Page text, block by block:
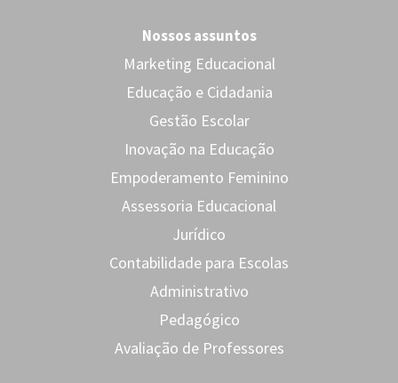
Nossos assuntos
Marketing Educacional
Educação e Cidadania
Gestão Escolar
Inovação na Educação
Empoderamento Feminino
Assessoria Educacional
Jurídico
Contabilidade para Escolas
Administrativo
Pedagógico
Avaliação de Professores